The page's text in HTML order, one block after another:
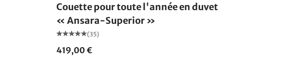
Couette pour toute l'année en duvet
« Ansara-Superior »
(35)
419,00 €